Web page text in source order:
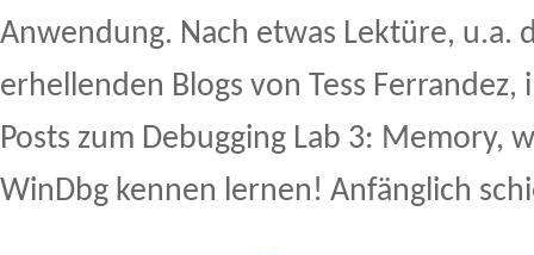
Anwendung. Nach etwas Lektüre, u.a.
erhellenden Blogs von Tess Ferrandez,
Posts zum Debugging Lab 3: Memory,
WinDbg kennen lernen! Anfänglich